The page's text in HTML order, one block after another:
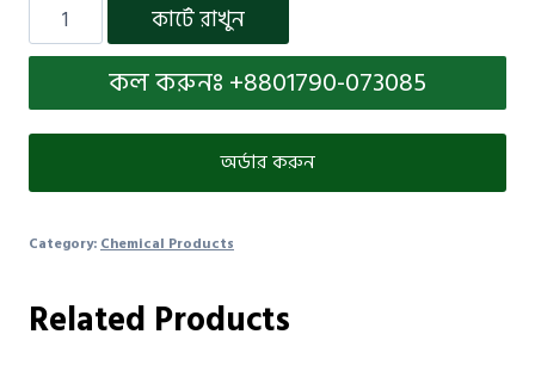
কার্টে রাখুন
কল করুনঃ +8801790-073085
অর্ডার করুন
Category: Chemical Products
Related Products